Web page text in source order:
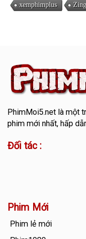
xemphimplus
PhimMoi5.netlà một
phim mới nhất, hấp
Đối tác :
Phim Mới
Phim lẻ mới